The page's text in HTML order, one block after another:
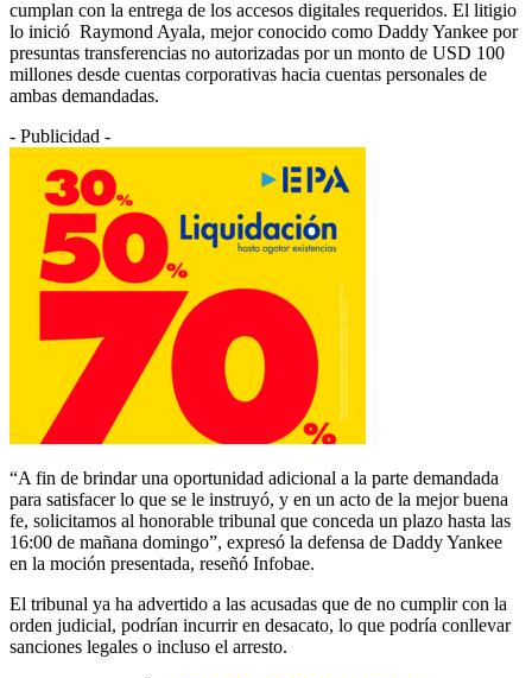
cumplan con la entrega de los accesos digitales requeridos. El litigio
lo inició Raymond Ayala, mejor conocido como Daddy Yankee por
presuntas transferencias no autorizadas por un monto de USD 100
millones desde cuentas corporativas hacia cuentas personales de
ambas demandadas.
- Publicidad -
“A fin de brindar una oportunidad adicional a la parte demandada
para satisfacer lo que se le instruyó, y en un acto de la mejor buena
fe, solicitamos al honorable tribunal que conceda un plazo hasta las
16:00 de mañana domingo”, expresó la defensa de Daddy Yankee
en la moción presentada, reseñó Infobae.
El tribunal ya ha advertido a las acusadas que de no cumplir con la
orden judicial, podrían incurrir en desacato, lo que podría conllevar
sanciones legales o incluso el arresto.